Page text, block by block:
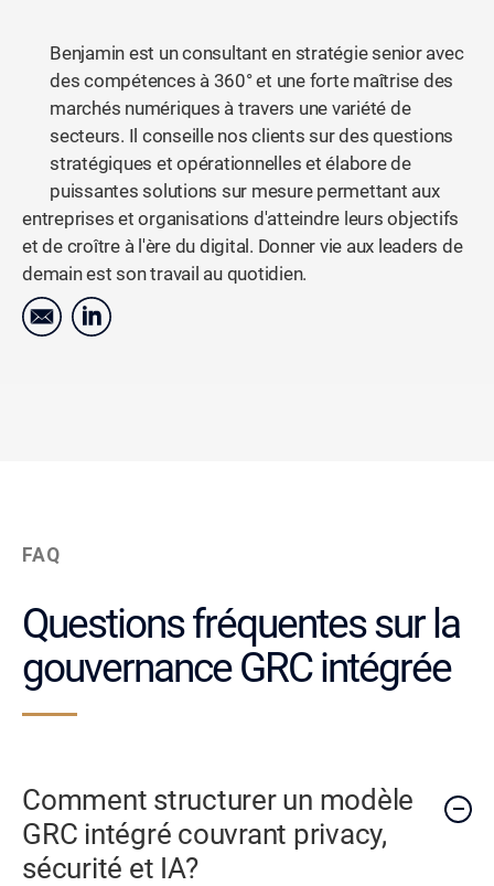
Benjamin est un consultant en stratégie senior avec
des compétences à 360° et une forte maîtrise des
marchés numériques à travers une variété de
secteurs. Il conseille nos clients sur des questions
stratégiques et opérationnelles et élabore de
puissantes solutions sur mesure permettant aux
entreprises et organisations d'atteindre leurs objectifs
et de croître à l'ère du digital. Donner vie aux leaders de
demain est son travail au quotidien.
FAQ
Questions fréquentes sur la
gouvernance GRC intégrée
Comment structurer un modèle
GRC intégré couvrant privacy,
sécurité et IA?